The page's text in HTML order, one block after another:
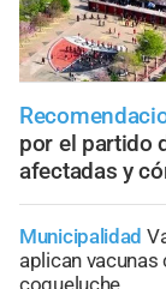
por el partido
afectadas y
Municipalidad
aplican vacunas